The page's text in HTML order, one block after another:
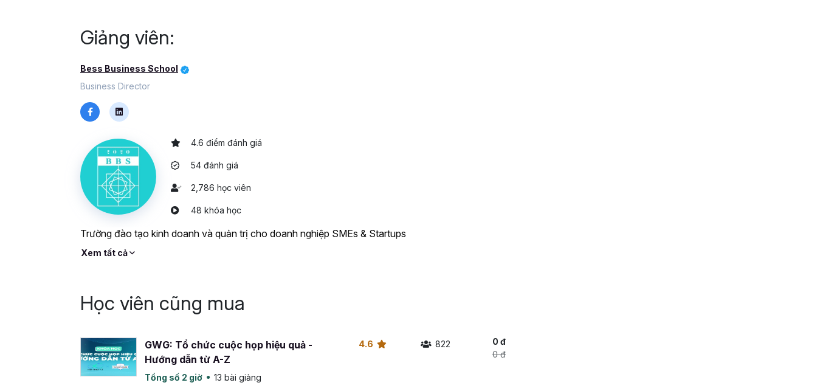
xây dựng khung pháp lý, cách vận dụng pháp lý hiệu quả để vừa đảm bảo tính minh bạch, vừa
Các bài học thực tiễn giúp bạn kiểm soát rủi ro, nâng cao năng lực quản trị và xây dựng một hệ
thống pháp lý đồng bộ. Doanh nghiệp của bạn sẽ hoạt động an toàn hơn, uy tín hơn và có nền
tảng pháp lý vững vàng để phát triển lâu dài.
Hãy đăng ký ngay khóa học Xây dựng khung pháp lý tổ chức để bảo vệ quyền lợi, vận hành minh
bạch và phát triển bền vững!
Giảng viên:
Bess Business School
Business Director
4.6 điểm đánh giá
54 đánh giá
2,786 học viên
48 khóa học
Trường đào tạo kinh doanh và quản trị cho doanh nghiệp SMEs & Startups
Xem tất cả
Học viên cũng mua
GWG: Tổ chức cuộc họp hiệu quả -
Hướng dẫn từ A-Z
Tổng số 2 giờ 13 bài giảng
4.6 822
0 đ
0 đ